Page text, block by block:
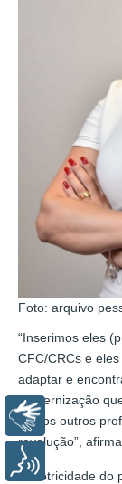
Foto: arquivo
“Inserimos eles
CFC/CRCs e
adaptar e
modernização
muitos outros
revolução”,
A motricidade do
Libras